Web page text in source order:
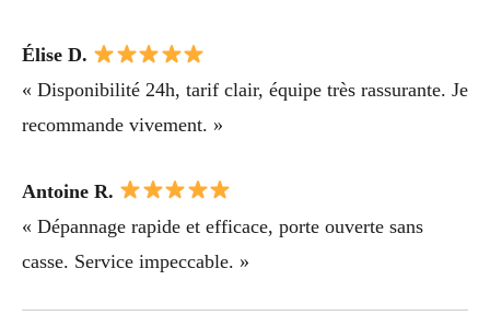
Élise D.
« Disponibilité 24h, tarif clair, équipe très rassurante. Je
recommande vivement. »
Antoine R.
« Dépannage rapide et efficace, porte ouverte sans
casse. Service impeccable. »